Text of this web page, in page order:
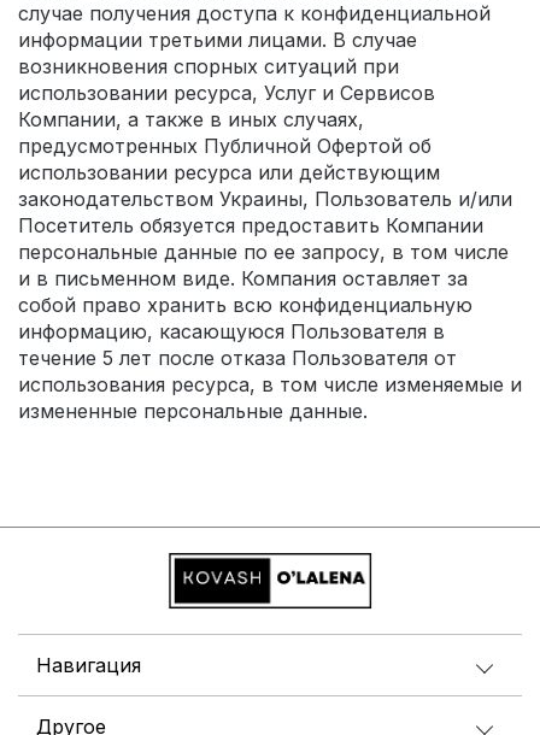
случае получения доступа к конфиденциальной
информации третьими лицами. В случае
возникновения спорных ситуаций при
использовании ресурса, Услуг и Сервисов
Компании, а также в иных случаях,
предусмотренных Публичной Офертой об
использовании ресурса или действующим
законодательством Украины, Пользователь и/или
Посетитель обязуется предоставить Компании
персональные данные по ее запросу, в том числе
и в письменном виде. Компания оставляет за
собой право хранить всю конфиденциальную
информацию, касающуюся Пользователя в
течение 5 лет после отказа Пользователя от
использования ресурса, в том числе изменяемые и
измененные персональные данные.
Навигация
Другое